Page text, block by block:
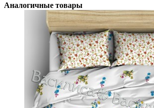
Аналогичные товары